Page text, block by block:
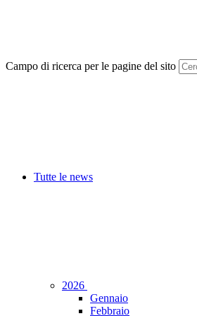
Campo di ricerca per le pagine del sito
Tutte le news
2026
Gennaio
Febbraio